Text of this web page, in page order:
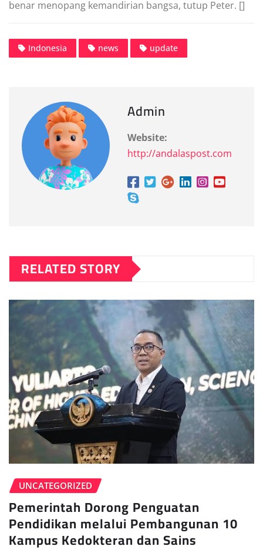
benar menopang kemandirian bangsa, tutup Peter. []
Indonesia news update
Admin
Website:
http://andalaspost.com
RELATED STORY
UNCATEGORIZED
Pemerintah Dorong Penguatan
Pendidikan melalui Pembangunan 10
Kampus Kedokteran dan Sains